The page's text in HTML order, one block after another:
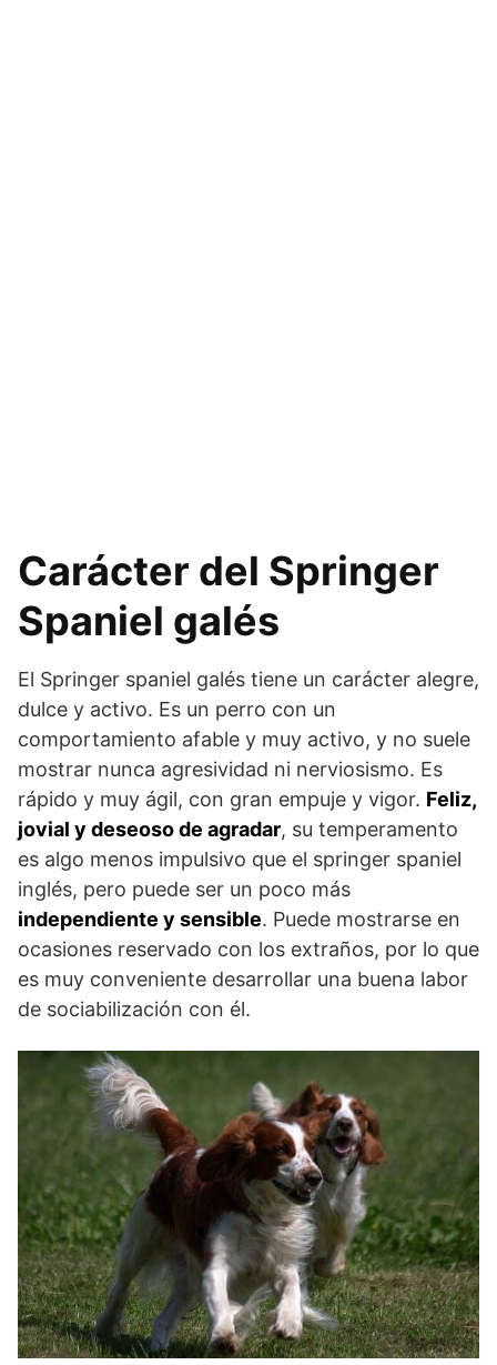
Carácter del Springer
Spaniel galés
El Springer spaniel galés tiene un carácter alegre,
dulce y activo. Es un perro con un
comportamiento afable y muy activo, y no suele
mostrar nunca agresividad ni nerviosismo. Es
rápido y muy ágil, con gran empuje y vigor. Feliz,
jovial y deseoso de agradar, su temperamento
es algo menos impul­sivo que el springer spaniel
inglés, pero puede ser un poco más
independiente y sensible. Puede mostrarse en
ocasiones reservado con los extraños, por lo que
es muy conveniente desarrollar una buena labor
de sociabilización con él.